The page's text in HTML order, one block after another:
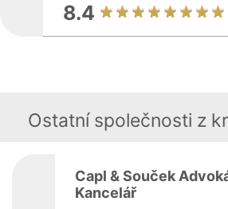
8.4
Ostatní společnosti z
Capl & Souček
Kancelář